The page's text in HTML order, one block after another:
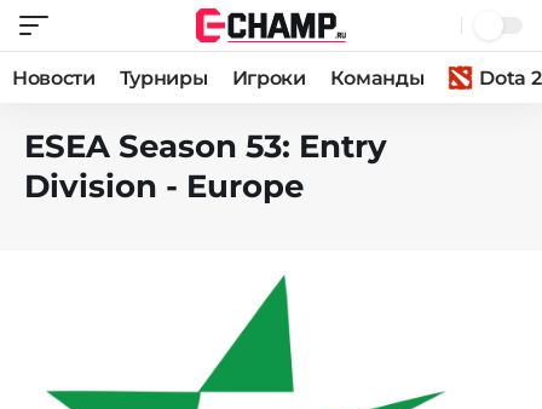
Новости Турниры Игроки Команды Dota 2
ESEA Season 53: Entry
Division - Europe